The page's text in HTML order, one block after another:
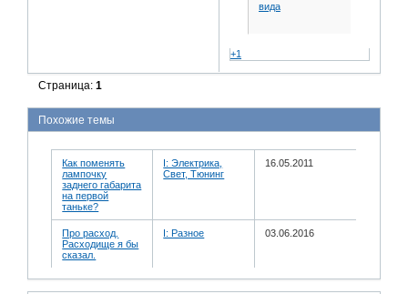
вида
+1
Страница:1
Похожие темы
Как поменять
лампочку
заднего габарита
на первой
таньке?
I: Электрика,
Свет, Тюнинг
16.05.2011
Про расход.
Расходище я бы
сказал.
I: Разное 03.06.2016